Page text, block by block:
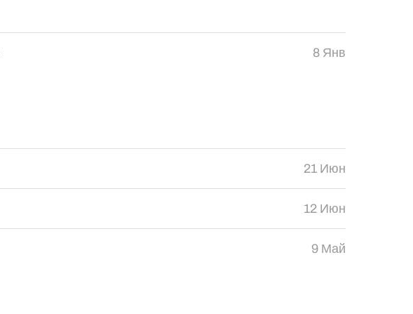
8 Янв
21 Июн
12 Июн
9 Май